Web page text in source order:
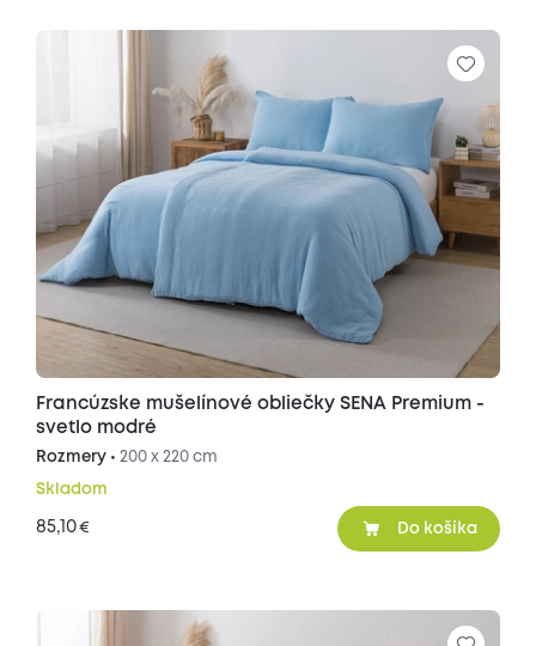
Francúzske mušelínové obliečky SENA Premium -
svetlo modré
Rozmery • 200 x 220 cm
Skladom
85,10€ Do košíka